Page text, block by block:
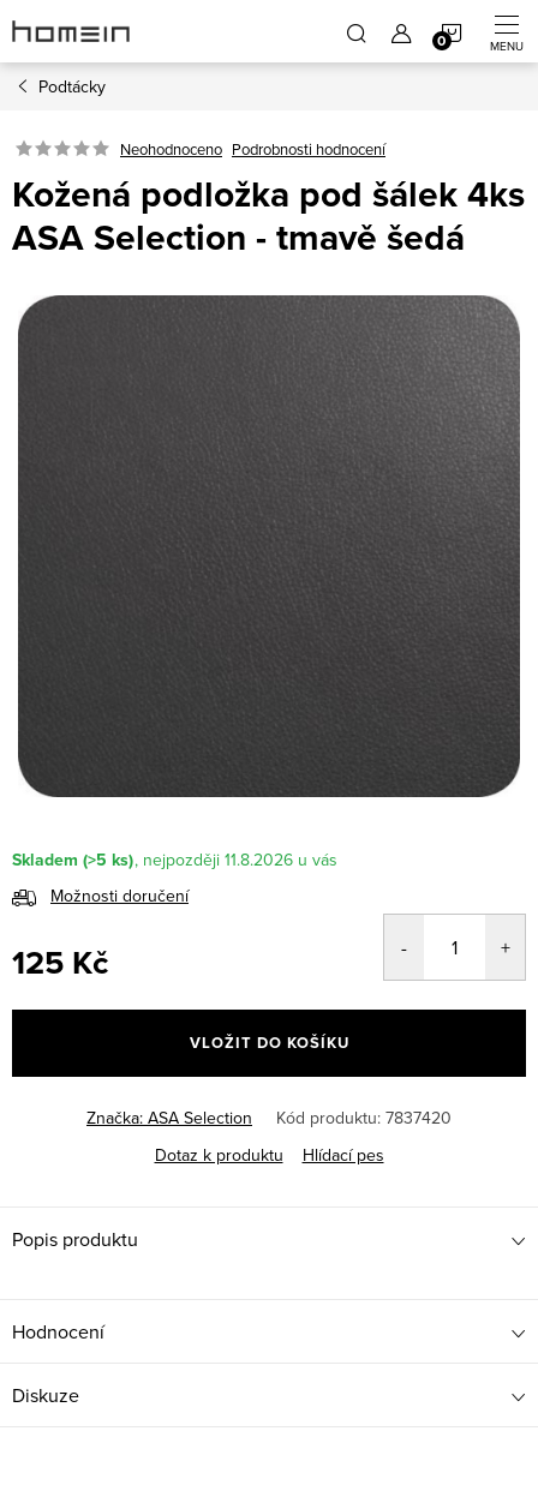
na
obsah
Podtácky
Neohodnoceno Podrobnosti hodnocení
Kožená podložka pod šálek 4ks
ASA Selection - tmavě šedá
Skladem (>5 ks)
11.8.2026
Možnosti doručení
125 Kč
cena:
VLOŽIT DO KOŠÍKU
Značka: ASA Selection Kód produktu: 7837420
Dotaz k produktu
Hlídací pes
Popis produktu
Hodnocení
Diskuze